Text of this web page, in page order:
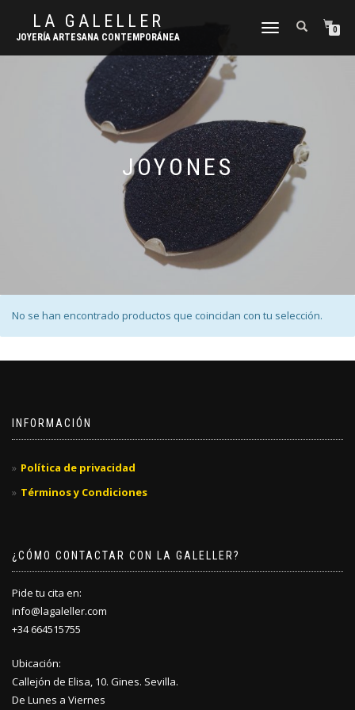
LA GALELLER
JOYERÍA ARTESANA CONTEMPORÁNEA
CAMBIAR
0
JOYONES
No se han encontrado productos que coincidan con tu selección.
INFORMACIÓN
Política de privacidad
Términos y Condiciones
¿CÓMO CONTACTAR CON LA GALELLER?
Pide tu cita en:
info@lagaleller.com
+34 664515755
Ubicación:
Callejón de Elisa, 10. Gines. Sevilla.
De Lunes a Viernes